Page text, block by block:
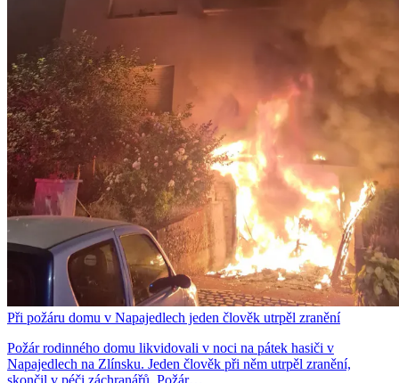
Při požáru domu v Napajedlech jeden člověk utrpěl zranění
Požár rodinného domu likvidovali v noci na pátek hasiči v
Napajedlech na Zlínsku. Jeden člověk při něm utrpěl zranění,
skončil v péči záchranářů. Požár…